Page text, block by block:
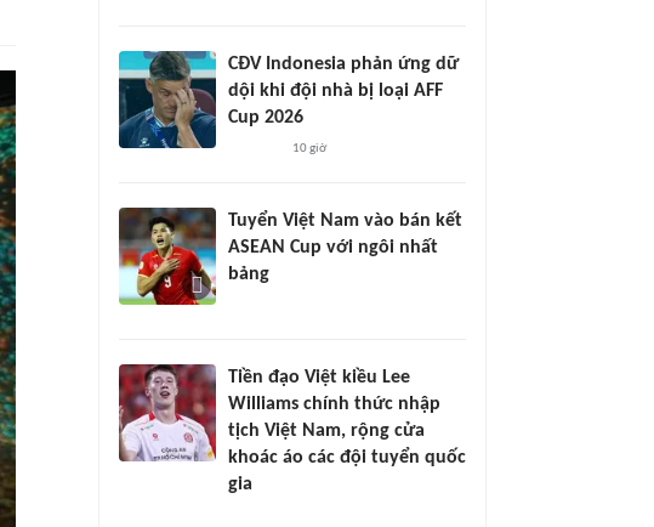
CĐV Indonesia phản ứng dữ
dội khi đội nhà bị loại AFF
Cup 2026
10 giờ
Tuyển Việt Nam vào bán kết
ASEAN Cup với ngôi nhất
bảng
Tiền đạo Việt kiều Lee
Williams chính thức nhập
tịch Việt Nam, rộng cửa
khoác áo các đội tuyển quốc
gia